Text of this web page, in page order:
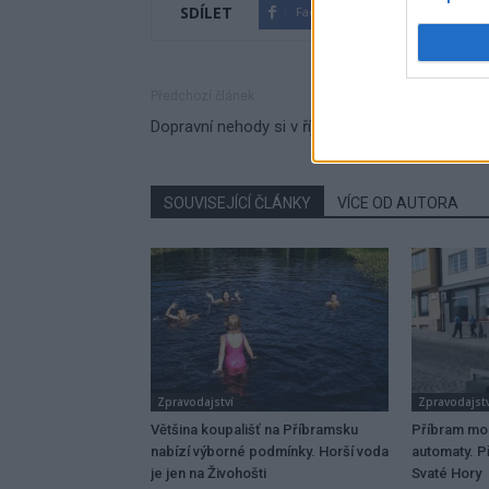
SDÍLET Facebook
Dopravní nehody si v říjnu vyžádaly jednu oběť
SOUVISEJÍCÍ ČLÁNKY VÍCE OD AUTORA
Zpravodajství
Většina koupališť na Příbramsku
nabízí výborné podmínky. Horší voda
je jen na Živohošti
Příbram
automaty.
Svaté Hory